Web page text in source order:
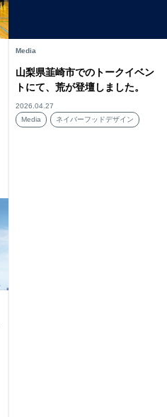
Media
山梨県韮崎市でのトークイベン
トにて、荒が登壇しました。
2026.04.27
Media
ネイバーフッドデザイン